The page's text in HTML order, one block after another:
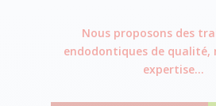
Nous proposons des
endodontiques de qualité,
expertise...